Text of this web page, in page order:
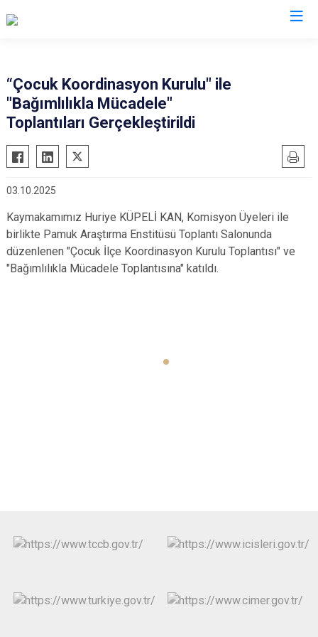
Bozdoğan
Buharkent
Çine
İncirliova
Karacasu
Karpuzlu
Köşk
Sultanhisar
Yenipazar
Efeler
“Çocuk Koordinasyon Kurulu" ile
"Bağımlılıkla Mücadele"
Toplantıları Gerçekleştirildi
03.10.2025
Kaymakamımız Huriye KÜPELİ KAN, Komisyon Üyeleri ile
birlikte Pamuk Araştırma Enstitüsü Toplantı Salonunda
düzenlenen "Çocuk İlçe Koordinasyon Kurulu Toplantısı" ve
"Bağımlılıkla Mücadele Toplantısına" katıldı.